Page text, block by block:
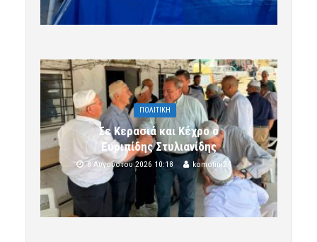
ΠΟΛΙΤΙΚΗ
Σε Κερασιά και Κέχρο ο
Ευριπίδης Στυλιανίδης
8 Αυγούστου 2026 10:18 komotini24